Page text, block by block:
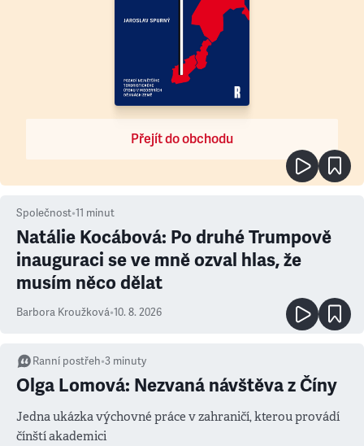
Přejít do obchodu
Společnost•11 minut
Natálie Kocábová: Po druhé Trumpově
inauguraci se ve mně ozval hlas, že
musím něco dělat
Barbora Kroužková•10. 8. 2026
Ranní postřeh•3 minuty
Olga Lomová: Nezvaná návštěva z Číny
Jedna ukázka výchovné práce v zahraničí, kterou provádí
čínští akademici